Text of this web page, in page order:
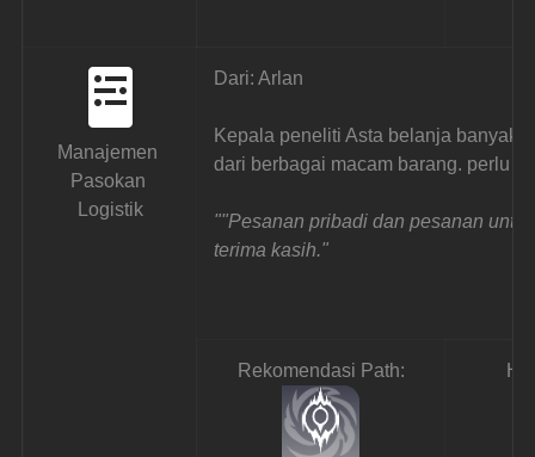
Manajemen
Pasokan
Logistik
Dari: Arlan
Kepala peneliti Asta belanja
dari berbagai macam barang. perlu
""Pesanan pribadi dan pesanan
terima kasih."
Rekomendasi Path: